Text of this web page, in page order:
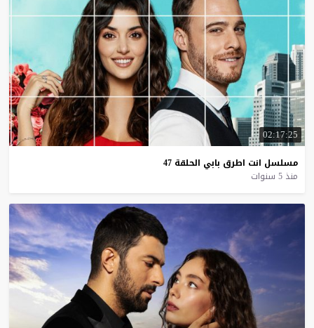
02:17:25
مسلسل انت اطرق بابي الحلقة 47
منذ 5 سنوات